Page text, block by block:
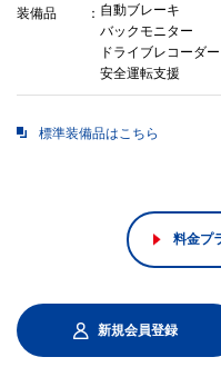
装備品
自動ブレーキ
バックモニター
ドライブレコーダー
安全運転支援
標準装備品はこちら
料金プ
新規会員登録